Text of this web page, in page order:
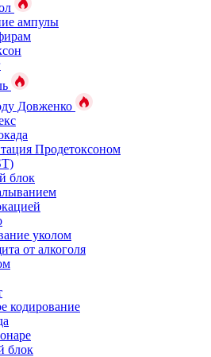
ампулы
Довженко
Продетоксоном
блок
уколом
от алкоголя
кодирование
блок